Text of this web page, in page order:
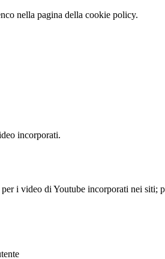
nella pagina della cookie policy.
incorporati.
i video di Youtube incorporati nei